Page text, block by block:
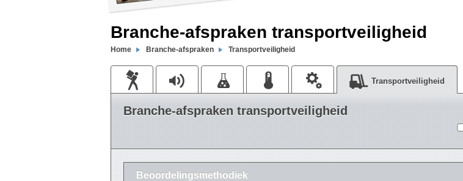
Branche-afspraken transportveiligheid
Home Branche-afspraken Transportveiligheid
Transportveiligheid
Branche-afspraken transportveiligheid
Beoordelingsmethodiek